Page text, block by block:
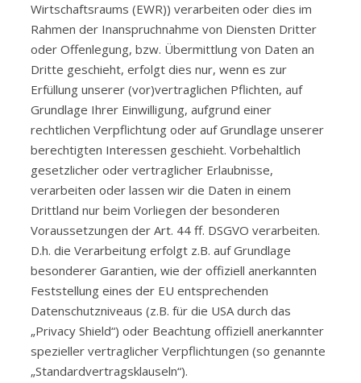
Wirtschaftsraums (EWR)) verarbeiten oder dies im
Rahmen der Inanspruchnahme von Diensten Dritter
oder Offenlegung, bzw. Übermittlung von Daten an
Dritte geschieht, erfolgt dies nur, wenn es zur
Erfüllung unserer (vor)vertraglichen Pflichten, auf
Grundlage Ihrer Einwilligung, aufgrund einer
rechtlichen Verpflichtung oder auf Grundlage unserer
berechtigten Interessen geschieht. Vorbehaltlich
gesetzlicher oder vertraglicher Erlaubnisse,
verarbeiten oder lassen wir die Daten in einem
Drittland nur beim Vorliegen der besonderen
Voraussetzungen der Art. 44 ff. DSGVO verarbeiten.
D.h. die Verarbeitung erfolgt z.B. auf Grundlage
besonderer Garantien, wie der offiziell anerkannten
Feststellung eines der EU entsprechenden
Datenschutzniveaus (z.B. für die USA durch das
„Privacy Shield“) oder Beachtung offiziell anerkannter
spezieller vertraglicher Verpflichtungen (so genannte
„Standardvertragsklauseln“).